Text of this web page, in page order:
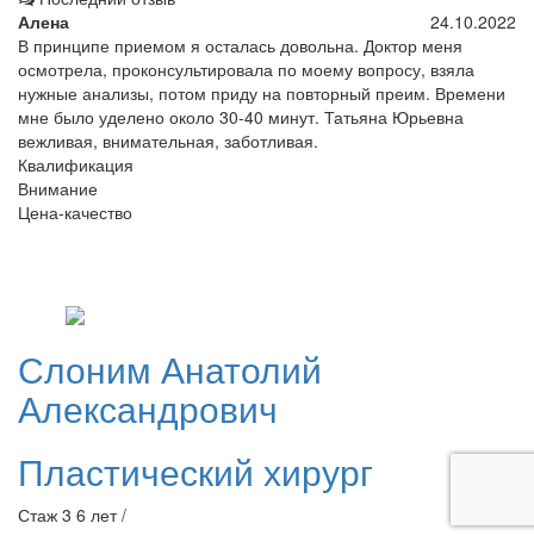
Алена
24.10.2022
В принципе приемом я осталась довольна. Доктор меня
осмотрела, проконсультировала по моему вопросу, взяла
нужные анализы, потом приду на повторный преим. Времени
мне было уделено около 30-40 минут. Татьяна Юрьевна
вежливая, внимательная, заботливая.
Квалификация
Внимание
Цена-качество
Слоним Анатолий
Александрович
Пластический хирург
Стаж 3 6 лет /